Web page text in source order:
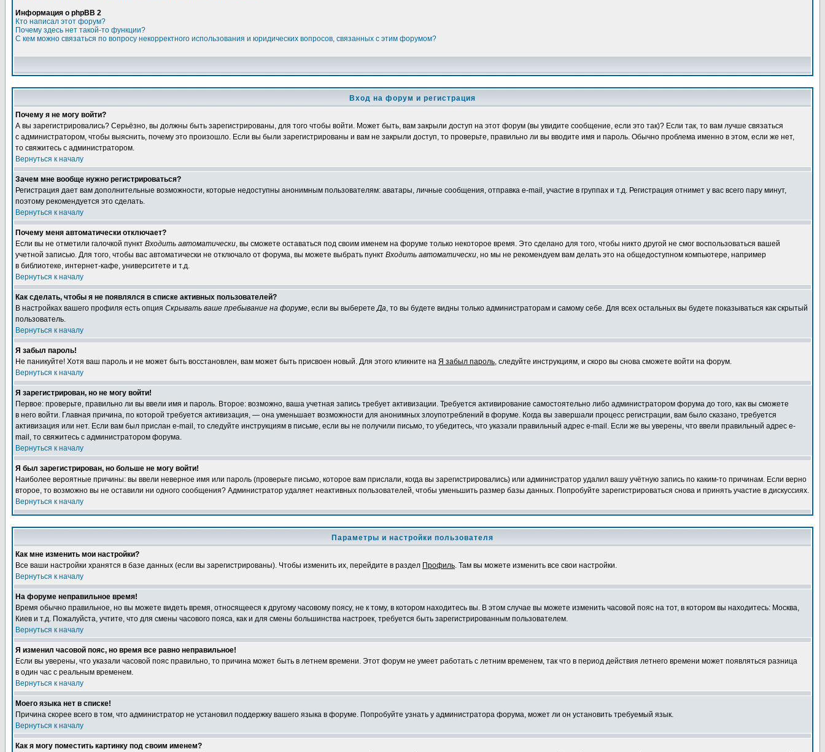
Информация о phpBB 2
Кто написал этот форум?
Почему здесь нет такой-то функции?
С кем можно связаться по вопросу некорректного использования и юридических вопросов, связанных с этим форумом?
Вход на форум и регистрация
Почему я не могу войти?
А вы зарегистрировались? Серьёзно, вы должны быть зарегистрированы, для того чтобы войти. Может быть, вам закрыли доступ на этот форум (вы увидите сообщение, если это так)? Если так, то вам лучше связаться
с администратором, чтобы выяснить, почему это произошло. Если вы были зарегистрированы и вам не закрыли доступ, то проверьте, правильно ли вы вводите имя и пароль. Обычно проблема именно в этом, если же нет,
то свяжитесь с администратором.
Вернуться к началу
Зачем мне вообще нужно регистрироваться?
Регистрация дает вам дополнительные возможности, которые недоступны анонимным пользователям: аватары, личные сообщения, отправка e-mail, участие в группах и т.д. Регистрация отнимет у вас всего пару минут,
поэтому рекомендуется это сделать.
Вернуться к началу
Почему меня автоматически отключает?
Если вы не отметили галочкой пункт Входить автоматически, вы сможете оставаться под своим именем на форуме только некоторое время. Это сделано для того, чтобы никто другой не смог воспользоваться вашей
учетной записью. Для того, чтобы вас автоматически не отключало от форума, вы можете выбрать пункт Входить автоматически, но мы не рекомендуем вам делать это на общедоступном компьютере, например
в библиотеке, интернет-кафе, университете и т.д.
Вернуться к началу
Как сделать, чтобы я не появлялся в списке активных пользователей?
В настройках вашего профиля есть опция Скрывать ваше пребывание на форуме, если вы выберетеДа, то вы будете видны только администраторам и самому себе. Для всех остальных вы будете показываться как скрытый
пользователь.
Вернуться к началу
Я забыл пароль!
Не паникуйте! Хотя ваш пароль и не может быть восстановлен, вам может быть присвоен новый. Для этого кликните на Я забыл пароль, следуйте инструкциям, и скоро вы снова сможете войти на форум.
Вернуться к началу
Я зарегистрирован, но не могу войти!
Первое: проверьте, правильно ли вы ввели имя и пароль. Второе: возможно, ваша учетная запись требует активизации. Требуется активирование самостоятельно либо администратором форума до того, как вы сможете
в него войти. Главная причина, по которой требуется активизация, — она уменьшает возможности для анонимных злоупотреблений в форуме. Когда вы завершали процесс регистрации, вам было сказано, требуется
активизация или нет. Если вам был прислан e-mail, то следуйте инструкциям в письме, если вы не получили письмо, то убедитесь, что указали правильный адрес e-mail. Если же вы уверены, что ввели правильный адрес e-
mail, то свяжитесь с администратором форума.
Вернуться к началу
Я был зарегистрирован, но больше не могу войти!
Наиболее вероятные причины: вы ввели неверное имя или пароль (проверьте письмо, которое вам прислали, когда вы зарегистрировались) или администратор удалил вашу учётную запись по каким-то причинам. Если верно
второе, то возможно вы не оставили ни одного сообщения? Администратор удаляет неактивных пользователей, чтобы уменьшить размер базы данных. Попробуйте зарегистрироваться снова и принять участие в дискуссиях.
Вернуться к началу
Параметры и настройки пользователя
Как мне изменить мои настройки?
Все ваши настройки хранятся в базе данных (если вы зарегистрированы). Чтобы изменить их, перейдите в раздел Профиль. Там вы можете изменить все свои настройки.
Вернуться к началу
На форуме неправильное время!
Время обычно правильное, но вы можете видеть время, относящееся к другому часовому поясу, не к тому, в котором находитесь вы. В этом случае вы можете изменить часовой пояс на тот, в котором вы находитесь: Москва,
Киев и т.д. Пожалуйста, учтите, что для смены часового пояса, как и для смены большинства настроек, требуется быть зарегистрированным пользователем.
Вернуться к началу
Я изменил часовой пояс, но время все равно неправильное!
Если вы уверены, что указали часовой пояс правильно, то причина может быть в летнем времени. Этот форум не умеет работать с летним временем, так что в период действия летнего времени может появляться разница
в один час с реальным временем.
Вернуться к началу
Моего языка нет в списке!
Причина скорее всего в том, что администратор не установил поддержку вашего языка в форуме. Попробуйте узнать у администратора форума, может ли он установить требуемый язык.
Вернуться к началу
Как я могу поместить картинку под своим именем?